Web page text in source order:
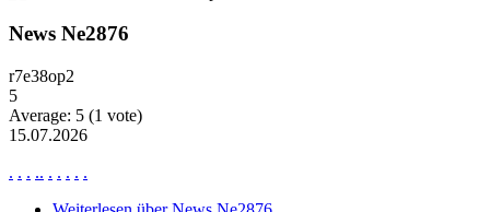
News Ne2876
r7e38op2
5
Average: 5 (1 vote)
15.07.2026
. . . .. . . . . .